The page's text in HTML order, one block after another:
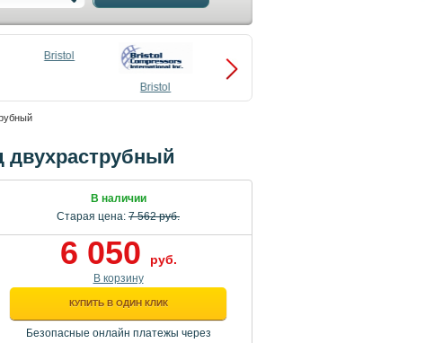
Bristol
Bristol
Compressors
двухраструбный
В наличии
Старая цена: 7 562 руб.
6 050 руб.
В корзину
КУПИТЬ В ОДИН КЛИК
Безопасные онлайн платежы через